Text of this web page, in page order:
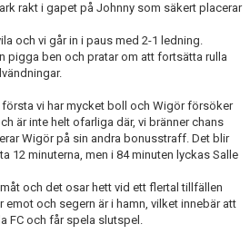
rakt i gapet på Johnny som säkert placerar
och vi går in i paus med 2-1 ledning.
pigga ben och pratar om att fortsätta rulla
vi har mycket boll och Wigör försöker
är inte helt ofarliga där, vi bränner chans
Wigör på sin andra bonusstraff. Det blir
12 minuterna, men i 84 minuten lyckas Salle
och det osar hett vid ett flertal tillfällen
emot och segern är i hamn, vilket innebär att
FC och får spela slutspel.